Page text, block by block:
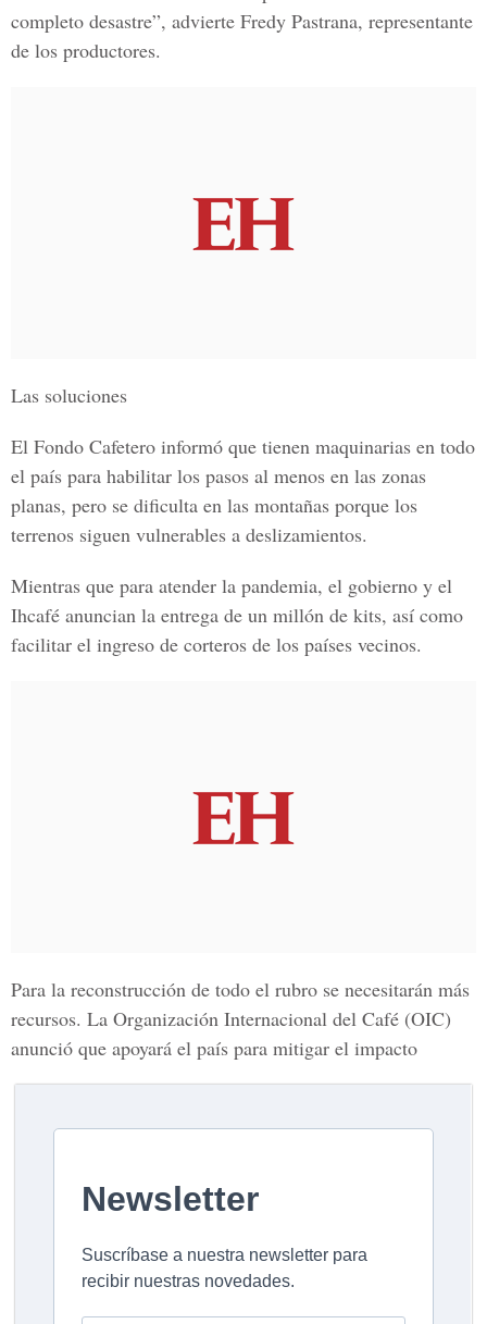
completo desastre”, advierte Fredy Pastrana, representante
de los productores.
Las soluciones
El Fondo Cafetero informó que tienen maquinarias en todo
el país para habilitar los pasos al menos en las zonas
planas, pero se dificulta en las montañas porque los
terrenos siguen vulnerables a deslizamientos.
Mientras que para atender la pandemia, el gobierno y el
Ihcafé anuncian la entrega de un millón de kits, así como
facilitar el ingreso de corteros de los países vecinos.
Para la reconstrucción de todo el rubro se necesitarán más
recursos. La Organización Internacional del Café (OIC)
anunció que apoyará el país para mitigar el impacto